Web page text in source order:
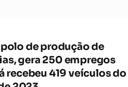
de produção de
gera 250 empregos
recebeu 419 veículos do